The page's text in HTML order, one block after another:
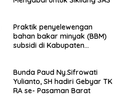
Praktik penyelewengan
bahan bakar minyak (BBM)
subsidi di Kabupaten
Bunda Paud Ny.Sifrowati
Yulianto, SH hadiri Gebyar TK
RA se- Pasaman Barat